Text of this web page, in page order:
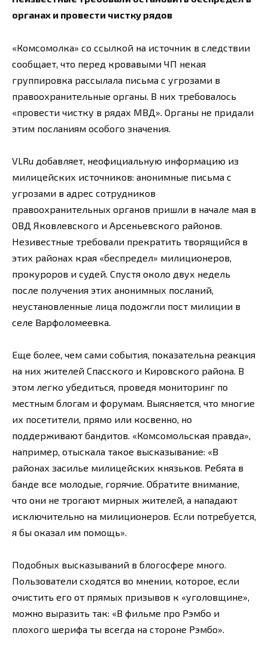
органах и провести чистку рядов
«Комсомолка» со ссылкой на источник в следствии
сообщает, что перед кровавыми ЧП некая
группировка рассылала письма с угрозами в
правоохранительные органы. В них требовалось
«провести чистку в рядах МВД». Органы не придали
этим посланиям особого значения.
Vl.Ru добавляет, неофициальную информацию из
милицейских источников: анонимные письма с
угрозами в адрес сотрудников
правоохранительных органов пришли в начале мая в
ОВД Яковлевского и Арсеньевского районов.
Незивестные требовали прекратить творящийся в
этих районах края «беспредел» милиционеров,
прокуроров и судей. Спустя около двух недель
после получения этих анонимных посланий,
неустановленные лица подожгли пост милиции в
селе Варфоломеевка.
Еще более, чем сами события, показательна реакция
на них жителей Спасского и Кировского района. В
этом легко убедиться, проведя мониторинг по
местным блогам и форумам. Выясняется, что многие
их посетители, прямо или косвенно, но
поддерживают бандитов. «Комсомольская правда»,
например, отыскала такое высказывание: «В
районах засилье милицейских князьков. Ребята в
банде все молодые, горячие. Обратите внимание,
что они не трогают мирных жителей, а нападают
исключительно на милиционеров. Если потребуется,
я бы оказал им помощь».
Подобных высказываний в блогосфере много.
Пользователи сходятся во мнении, которое, если
очистить его от прямых призывов к «уголовщине»,
можно выразить так: «В фильме про Рэмбо и
плохого шерифа ты всегда на стороне Рэмбо».